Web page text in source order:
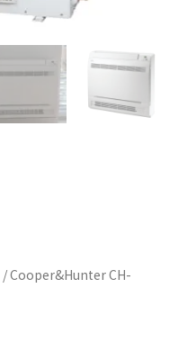
/ Cooper&Hunter CH-